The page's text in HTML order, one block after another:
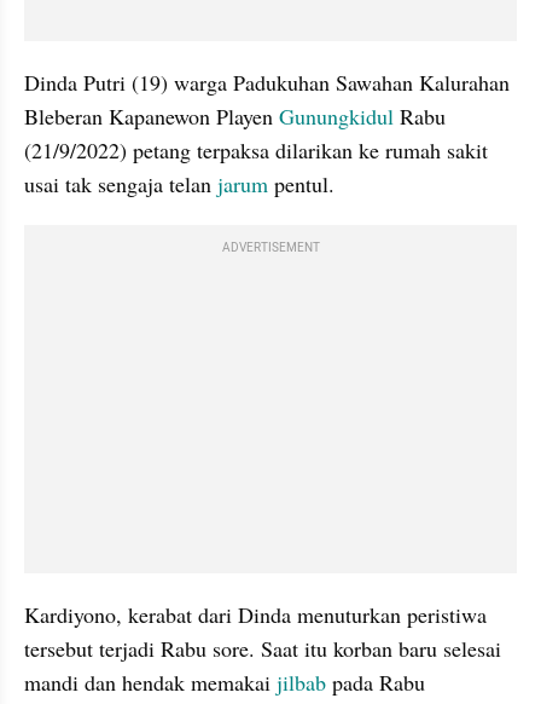
Dinda Putri (19) warga Padukuhan Sawahan Kalurahan
Bleberan Kapanewon Playen Gunungkidul Rabu
(21/9/2022) petang terpaksa dilarikan ke rumah sakit
usai tak sengaja telan jarum pentul.
ADVERTISEMENT
Kardiyono, kerabat dari Dinda menuturkan peristiwa
tersebut terjadi Rabu sore. Saat itu korban baru selesai
mandi dan hendak memakai jilbab pada Rabu